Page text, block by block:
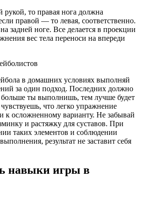
рукой, то правая нога должна
правой — то левая, соответственно.
задней ноге. Все делается в проекции
вес тела переноси на впереди
в домашних условиях выполняй
за один подход. Последних должно
ты выполнишь, тем лучше будет
чувствуешь, что легко упражнение
к осложненному варианту. Не забывай
и растяжку для суставов. При
таких элементов и соблюдении
результат не заставит себя
навыки игры в